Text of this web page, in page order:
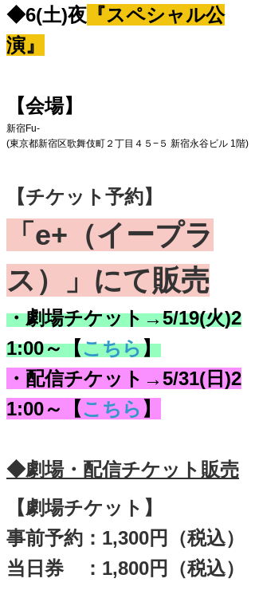
◆6(土)夜 『スペシャル公
演』
【会場】
新宿Fu-
(東京都新宿区歌舞伎町２丁目４５−５ 新宿永谷ビル 1階)
【チケット予約】
「e+（イープラ
ス）
」にて販売
・劇場チケット→5/19(火)2
1:00～【こちら】
・配信チケット→5/31(日)2
1:00～【こちら 】
◆劇場・配信チケット販売
【劇場チケット】
事前予約：1,300円（税込）
当日券 ：1,800円（税込）